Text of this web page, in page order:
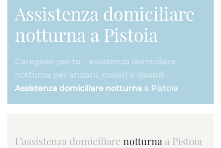
Assistenza domiciliare
notturna a Pistoia
Caregiver per te
assistenza domiciliare
notturna per anziani, malati e disabili
Assistenza domiciliare notturna a Pistoia
L’assistenza domiciliare notturna a Pistoia